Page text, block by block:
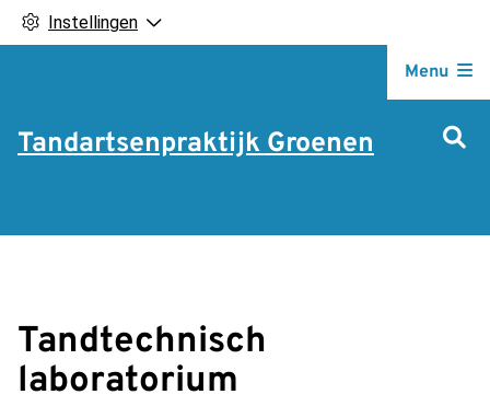
Instellingen
Tandartsenpraktijk Groenen
Menu
Tandtechnisch
laboratorium